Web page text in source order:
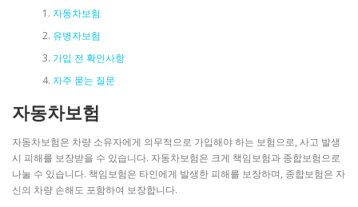
자동차보험
유병자보험
가입 전 확인사항
자주 묻는 질문
자동차보험
자동차보험은 차량 소유자에게 의무적으로 가입해야 하는 보험으로, 사고 발생
시 피해를 보장받을 수 있습니다. 자동차보험은 크게 책임보험과 종합보험으로
나눌 수 있습니다. 책임보험은 타인에게 발생한 피해를 보장하며, 종합보험은 자
신의 차량 손해도 포함하여 보장합니다.